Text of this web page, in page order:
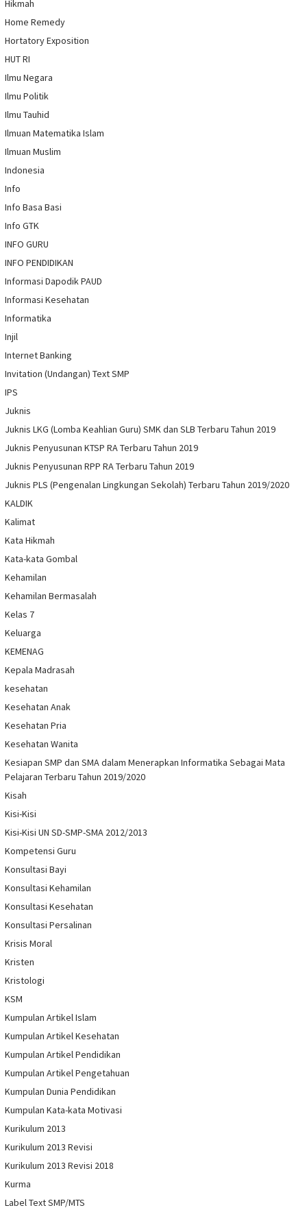
Hikmah
Home Remedy
Hortatory Exposition
HUT RI
Ilmu Negara
Ilmu Politik
Ilmu Tauhid
Ilmuan Matematika Islam
Ilmuan Muslim
Indonesia
Info
Info Basa Basi
Info GTK
INFO GURU
INFO PENDIDIKAN
Informasi Dapodik PAUD
Informasi Kesehatan
Informatika
Injil
Internet Banking
Invitation (Undangan) Text SMP
IPS
Juknis
Juknis LKG (Lomba Keahlian Guru) SMK dan SLB Terbaru Tahun 2019
Juknis Penyusunan KTSP RA Terbaru Tahun 2019
Juknis Penyusunan RPP RA Terbaru Tahun 2019
Juknis PLS (Pengenalan Lingkungan Sekolah) Terbaru Tahun 2019/2020
KALDIK
Kalimat
Kata Hikmah
Kata-kata Gombal
Kehamilan
Kehamilan Bermasalah
Kelas 7
Keluarga
KEMENAG
Kepala Madrasah
kesehatan
Kesehatan Anak
Kesehatan Pria
Kesehatan Wanita
Kesiapan SMP dan SMA dalam Menerapkan Informatika Sebagai Mata
Pelajaran Terbaru Tahun 2019/2020
Kisah
Kisi-Kisi
Kisi-Kisi UN SD-SMP-SMA 2012/2013
Kompetensi Guru
Konsultasi Bayi
Konsultasi Kehamilan
Konsultasi Kesehatan
Konsultasi Persalinan
Krisis Moral
Kristen
Kristologi
KSM
Kumpulan Artikel Islam
Kumpulan Artikel Kesehatan
Kumpulan Artikel Pendidikan
Kumpulan Artikel Pengetahuan
Kumpulan Dunia Pendidikan
Kumpulan Kata-kata Motivasi
Kurikulum 2013
Kurikulum 2013 Revisi
Kurikulum 2013 Revisi 2018
Kurma
Label Text SMP/MTS